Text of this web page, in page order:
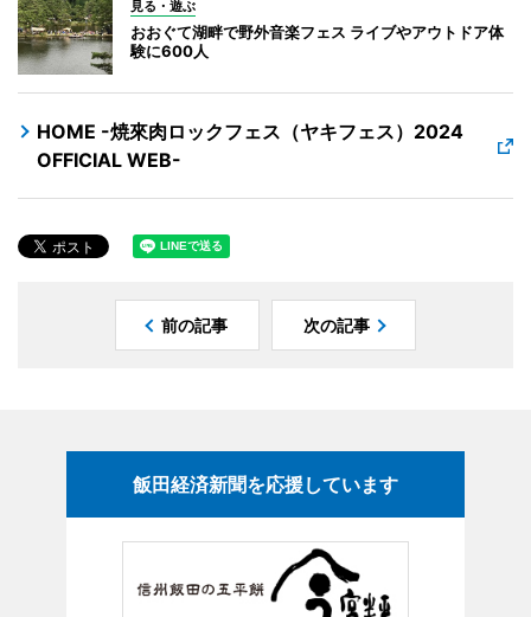
見る・遊ぶ
おおぐて湖畔で野外音楽フェス ライブやアウトドア体
験に600人
HOME -焼來肉ロックフェス（ヤキフェス）2024
OFFICIAL WEB-
前の記事 次の記事
飯田経済新聞を応援しています